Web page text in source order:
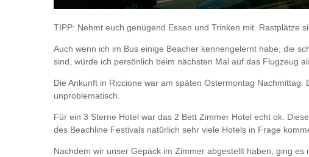
TIPP: Nehmt euch genügend Essen und Trinken mit. Rastplätze
Auch wenn ich im Bus einige Beacher kennengelernt habe, die
sind, würde ich persönlich beim nächsten Mal auf das Flugzeug
Die Ankunft in Riccione war am späten Ostermontag
unproblematisch.
Für ein 3 Sterne Hotel war das 2 Bett Zimmer Hotel echt ok.
des Beachline Festivals natürlich sehr viele Hotels in Frage
Nachdem wir unser Gepäck im Zimmer abgestellt haben, ging